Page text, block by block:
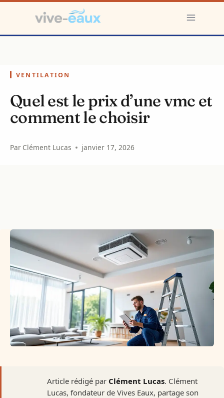
contenu
VENTILATION
Quel est le prix d’une vmc et
comment le choisir
Par Clément Lucas janvier 17, 2026
Article rédigé par Clément Lucas. Clément
Lucas, fondateur de Vives Eaux, partage son